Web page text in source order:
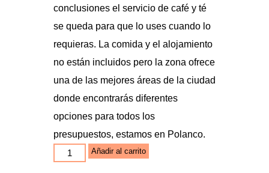
conclusiones el servicio de café y té
se queda para que lo uses cuando lo
requieras. La comida y el alojamiento
no están incluidos pero la zona ofrece
una de las mejores áreas de la ciudad
donde encontrarás diferentes
opciones para todos los
presupuestos, estamos en Polanco.
Finanzas
Añadir al carrito